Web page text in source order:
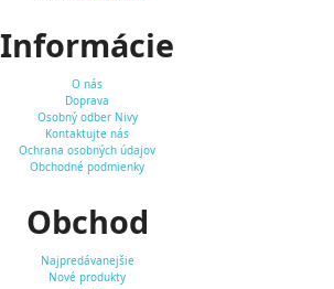
Informácie
O nás
Doprava
Osobný odber Nivy
Kontaktujte nás
Ochrana osobných údajov
Obchodné podmienky
Obchod
Najpredávanejšie
Nové produkty